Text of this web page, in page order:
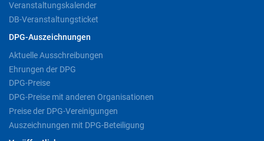
Veranstaltungskalender
DB-Veranstaltungsticket
DPG-Auszeichnungen
Aktuelle Ausschreibungen
Ehrungen der DPG
DPG-Preise
DPG-Preise mit anderen Organisationen
Preise der DPG-Vereinigungen
Auszeichnungen mit DPG-Beteiligung